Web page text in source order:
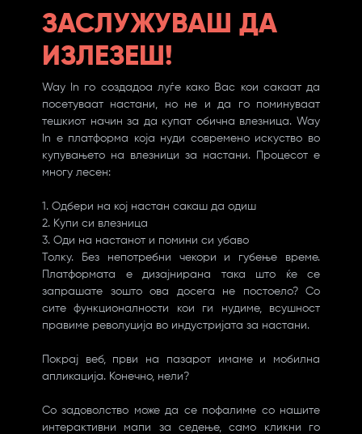
ЗАСЛУЖУВАШ ДА
ИЗЛЕЗЕШ!
Way In го создадоа луѓе како Вас кои сакаат да
посетуваат настани, но не и да го поминуваат
тешкиот начин за да купат обична влезница. Way
In е платформа која нуди современо искуство во
купувањето на влезници за настани. Процесот е
многу лесен:
1. Одбери на кој настан сакаш да одиш
2. Купи си влезница
3. Оди на настанот и помини си убаво
Толку. Без непотребни чекори и губење време.
Платформата е дизајнирана така што ќе се
запрашате зошто ова досега не постоело? Со
сите функционалности кои ги нудиме, всушност
правиме револуција во индустријата за настани.
Покрај веб, први на пазарот имаме и мобилна
апликација. Конечно, нели?
Со задоволство може да се пофалиме со нашите
интерактивни мапи за седење, само кликни го